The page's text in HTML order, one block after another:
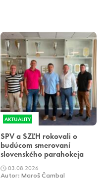
AKTUALITY
SPV a SZĽH rokovali o
budúcom smerovaní
slovenského parahokeja
03.08.2026
Autor: Maroš Čambal